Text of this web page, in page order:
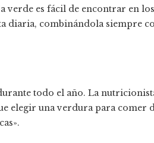
verde es fácil de encontrar en los
diaria, combinándola siempre
todo el año. La
elegir una verdura para comer